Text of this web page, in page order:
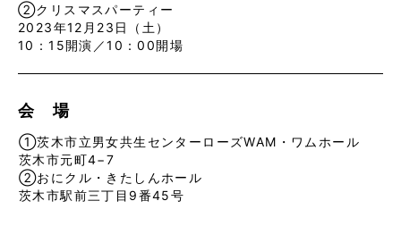
②クリスマスパーティー
2023年12月23日（土）
10：15開演／10：00開場
会 場
①茨木市立男女共生センターローズWAM・ワムホール
茨木市元町4−7
②おにクル・きたしんホール
茨木市駅前三丁目9番45号